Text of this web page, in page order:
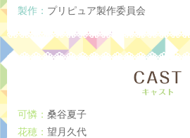
製作： プリピュア製作委員会
可憐： 桑谷夏子
花穂： 望月久代